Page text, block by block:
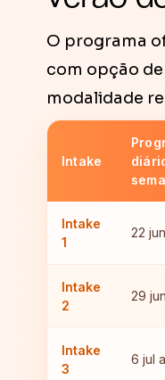
O programa
com opção de
modalidade
Intake
Intake
1
22
Intake
2
29
Intake
3
6 jul